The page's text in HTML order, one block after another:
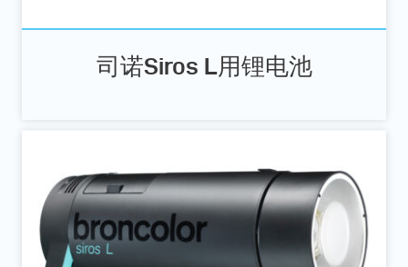
司诺Siros L用锂电池